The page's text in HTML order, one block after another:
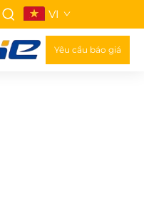
VI
Yêu cầu báo giá